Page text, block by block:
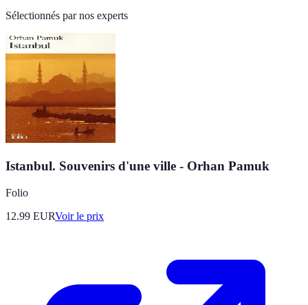
Sélectionnés par nos experts
Istanbul. Souvenirs d'une ville - Orhan Pamuk
Folio
12.99 EURVoir le prix